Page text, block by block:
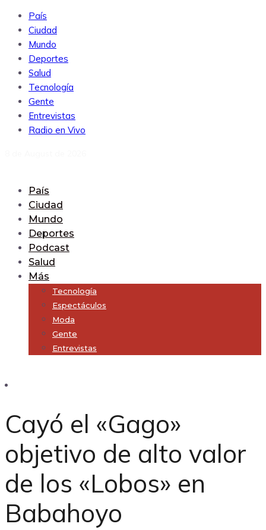
País
Ciudad
Mundo
Deportes
Salud
Tecnología
Gente
Entrevistas
Radio en Vivo
País
Ciudad
Mundo
Deportes
Podcast
Salud
Más
Tecnología
Espectáculos
Moda
Gente
Entrevistas
Cayó el «Gago»
objetivo de alto valor
de los «Lobos» en
Babahoyo